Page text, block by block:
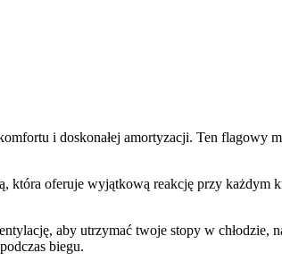
i doskonałej amortyzacji. Ten flagowy
która oferuje wyjątkową reakcję przy
aby utrzymać twoje stopy w chłodzie,
biegu.